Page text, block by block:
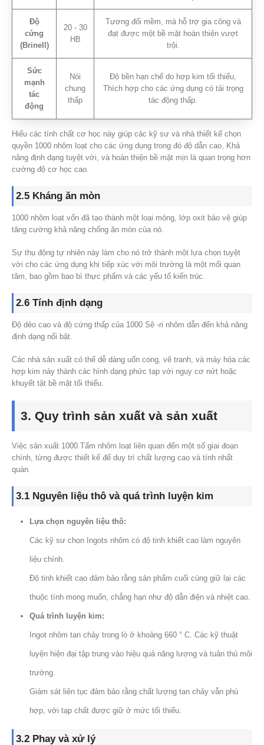
Độ
cứng
(Brinell)
20 - 30
HB
Tương đối mềm, mà hỗ trợ gia công và
đạt được một bề mặt hoàn thiện vượt
trội.
Sức
mạnh
tác
động
Nói
chung
thấp
Độ bền hạn chế do hợp kim tối thiểu,
Thích hợp cho các ứng dụng có tải trọng
tác động thấp.
Hiểu các tính chất cơ học này giúp các kỹ sư và nhà thiết kế chọn
quyền 1000 nhôm loạt cho các ứng dụng trong đó độ dẫn cao, Khả
năng định dạng tuyệt vời, và hoàn thiện bề mặt mịn là quan trọng hơn
cường độ cơ học cao.
2.5 Kháng ăn mòn
1000 nhôm loạt vốn đã tạo thành một loại mỏng, lớp oxit bảo vệ giúp
tăng cường khả năng chống ăn mòn của nó.
Sự thụ động tự nhiên này làm cho nó trở thành một lựa chọn tuyệt
vời cho các ứng dụng khi tiếp xúc với môi trường là một mối quan
tâm, bao gồm bao bì thực phẩm và các yếu tố kiến ​​trúc.
2.6 Tính định dạng
Độ dẻo cao và độ cứng thấp của 1000 Sê -ri nhôm dẫn đến khả năng
định dạng nổi bật.
Các nhà sản xuất có thể dễ dàng uốn cong, vẽ tranh, và máy hóa các
hợp kim này thành các hình dạng phức tạp với nguy cơ nứt hoặc
khuyết tật bề mặt tối thiểu.
3. Quy trình sản xuất và sản xuất
Việc sản xuất 1000 Tấm nhôm loạt liên quan đến một số giai đoạn
chính, từng được thiết kế để duy trì chất lượng cao và tính nhất
quán.
3.1 Nguyên liệu thô và quá trình luyện kim
Lựa chọn nguyên liệu thô:
Các kỹ sư chọn Ingots nhôm có độ tinh khiết cao làm nguyên
liệu chính.
Độ tinh khiết cao đảm bảo rằng sản phẩm cuối cùng giữ lại các
thuộc tính mong muốn, chẳng hạn như độ dẫn điện và nhiệt cao.
Quá trình luyện kim:
Ingot nhôm tan chảy trong lò ở khoảng 660 ° C. Các kỹ thuật
luyện hiện đại tập trung vào hiệu quả năng lượng và tuân thủ môi
trường.
Giám sát liên tục đảm bảo rằng chất lượng tan chảy vẫn phù
hợp, với tạp chất được giữ ở mức tối thiểu.
3.2 Phay và xử lý